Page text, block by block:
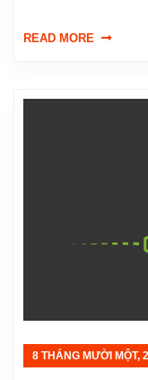
READ MORE
8 THÁNG MƯỜI MỘT,